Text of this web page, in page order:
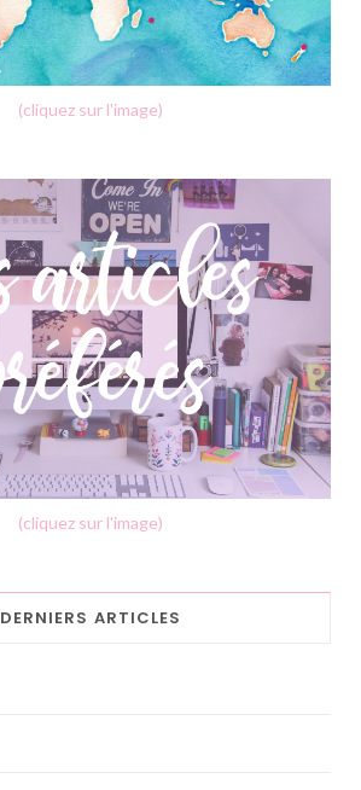
(cliquez sur l'image)
(cliquez sur l'image)
DERNIERS ARTICLES